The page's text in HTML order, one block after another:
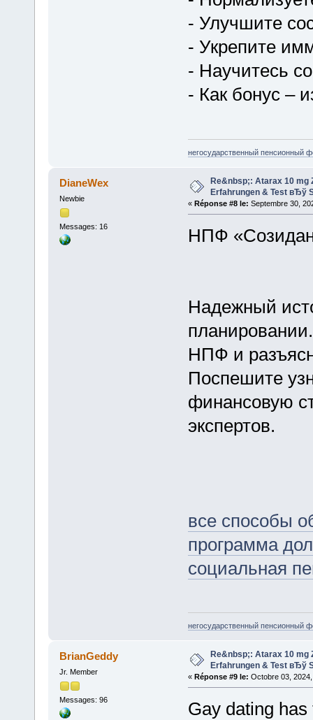
- Улучшите
- Укрепите
- Научитесь
- Как бонус –
негосударственный пенсионный
DianeWex
Newbie
Messages: 16
Re&nbsp;: Atarax 10 mg
Erfahrungen & Test вЂў
« Réponse #8 le: Septembre 30,
НПФ
Надежный
НПФ и
Поспешите
финансовую
экспертов.
все способы
программа
социальная
негосударственный пенсионный
BrianGeddy
Jr. Member
Messages: 96
Re&nbsp;: Atarax 10 mg
Erfahrungen & Test вЂў
« Réponse #9 le: Octobre 03,
Gay dating